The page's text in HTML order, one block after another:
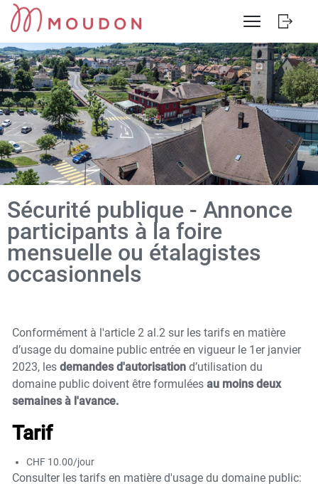
Page d'accueil
Accèder à la navigation
Accèder au contenu
Accèder à l'outil de recherche
Accèder à la table des matières
En tête
Contenu
Sécurité publique - Annonce
participants à la foire
mensuelle ou étalagistes
occasionnels
Conformément à l'article 2 al.2 sur les tarifs en matière
d’usage du domaine public entrée en vigueur le 1er janvier
2023, les demandes d'autorisation d’utilisation du
domaine public doivent être formulées au moins deux
semaines à l'avance.
Tarif
CHF 10.00/jour
Consulter les tarifs en matière d'usage du domaine public: